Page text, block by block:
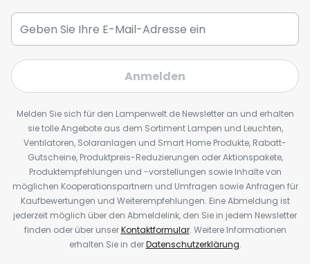
Anmelden
Melden Sie sich für den Lampenwelt.de Newsletter an und erhalten
sie tolle Angebote aus dem Sortiment Lampen und Leuchten,
Ventilatoren, Solaranlagen und Smart Home Produkte, Rabatt-
Gutscheine, Produktpreis-Reduzierungen oder Aktionspakete,
Produktempfehlungen und -vorstellungen sowie Inhalte von
möglichen Kooperationspartnern und Umfragen sowie Anfragen für
Kaufbewertungen und Weiterempfehlungen. Eine Abmeldung ist
jederzeit möglich über den Abmeldelink, den Sie in jedem Newsletter
finden oder über unserKontaktformular. Weitere Informationen
erhalten Sie in derDatenschutzerklärung.